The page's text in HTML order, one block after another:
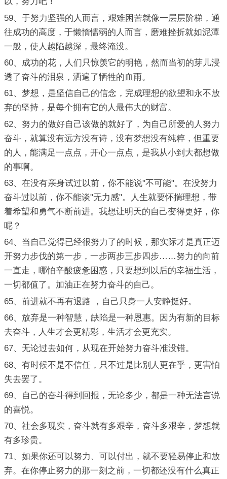
59、于努力坚强的人而言，艰难困苦就像一层层阶梯，通
往成功的高度，于懒惰懦弱的人而言，磨难挫折就如泥潭
一般，使人越陷越深，最终淹没。
60、成功的花，人们只惊羡它的明艳，然而当初的芽儿浸
透了奋斗的泪泉，洒遍了牺牲的血雨。
61、梦想，是坚信自己的信念，完成理想的欲望和永不放
弃的坚持，是每个拥有它的人最伟大的财富。
62、努力的做好自己该做的就好了，为自己所爱的人努力
奋斗，就算没有远方没有诗，没有梦想没有纯粹，但重要
的人，能满足一点点，开心一点点，是我从小到大都想做
的事啊。
63、在没有亲身试过以前，你不能说"不可能"。在没努力
奋斗过以前，你不能谈"无力感"。人生就要怀揣理想，带
着希望和勇气不断前进。我想让明天的自己变得更好，你
呢？
64、当自己觉得已经很努力了的时候，那实际才是真正迈
开努力步伐的第一步，一步两步三步四步……努力的向前
一直走，哪怕辛酸疲惫困惑，只要想到以后的幸福生活，
一切都值了。加油正在努力奋斗的自己。
65、前进就不再有退路 ，自己只身一人安静挺好。
66、放弃是一种智慧，缺陷是一种恩惠。因为有新的目标
去奋斗，人生才会更精彩，生活才会更充实。
67、无论过去如何，从现在开始努力奋斗准没错。
68、有时候不是不信任，只不过是比别人更在乎，更害怕
失去罢了。
69、自己的奋斗得到回报，无论多少，都是一种无法言说
的喜悦。
70、社会多现实，奋斗就有多艰辛，奋斗多艰辛，梦想就
有多珍贵。
71、如果你还可以努力、可以付出，就不要轻易停止和放
弃。在你停止努力的那一刻之前，一切都还没有什么真正